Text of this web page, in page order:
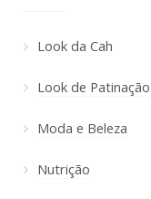
Look da Cah
Look de Patinação
Moda e Beleza
Nutrição